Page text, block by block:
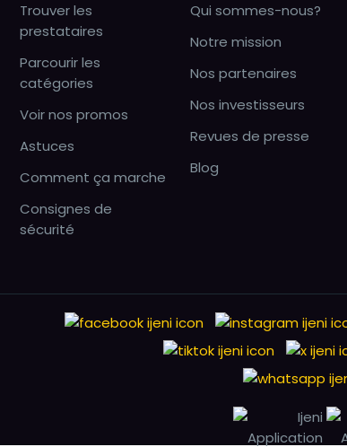
Trouver les
prestataires
Parcourir les
catégories
Voir nos promos
Astuces
Comment ça marche
Consignes de
sécurité
Qui sommes-nous?
Notre mission
Nos partenaires
Nos investisseurs
Revues de presse
Blog